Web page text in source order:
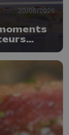
20/05/2026